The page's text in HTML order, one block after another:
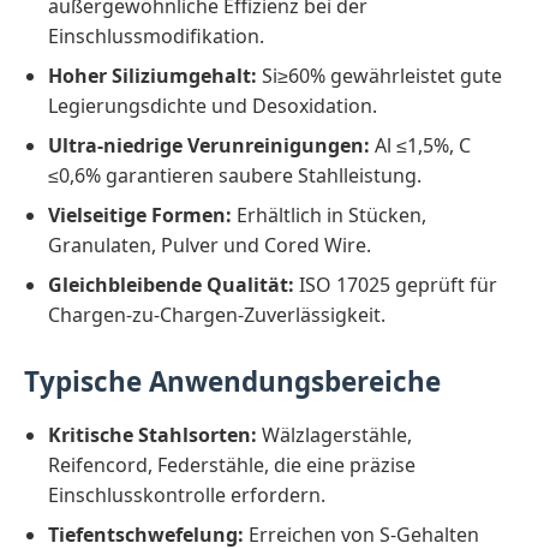
außergewöhnliche Effizienz bei der
Einschlussmodifikation.
Hoher Siliziumgehalt: Si≥60% gewährleistet gute
Legierungsdichte und Desoxidation.
Ultra-niedrige Verunreinigungen: Al ≤1,5%, C
≤0,6% garantieren saubere Stahlleistung.
Vielseitige Formen: Erhältlich in Stücken,
Granulaten, Pulver und Cored Wire.
Gleichbleibende Qualität: ISO 17025 geprüft für
Chargen-zu-Chargen-Zuverlässigkeit.
Typische Anwendungsbereiche
Kritische Stahlsorten: Wälzlagerstähle,
Reifencord, Federstähle, die eine präzise
Einschlusskontrolle erfordern.
Tiefentschwefelung: Erreichen von S-Gehalten